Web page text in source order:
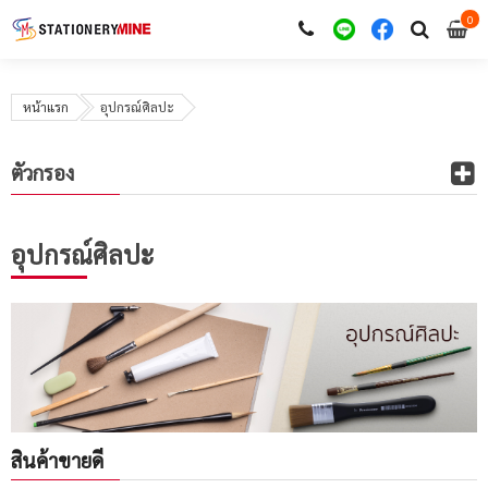
00
หน้าแรก อุปกรณ์ศิลปะ
อุปกรณ์ศิลปะ
สินค้าขายดี
ตัวกรอง